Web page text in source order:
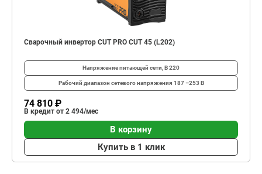
Сварочный инвертор CUT PRO CUT 45 (L202)
Напряжение питающей сети, В220
Рабочий диапазон сетевого напряжения 187 –253 В
74 810 ₽
В кредит от 2 494/мес
В корзину
Купить в 1 клик